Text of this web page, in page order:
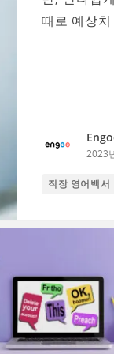
때로 예상
2023
직장 영어백서